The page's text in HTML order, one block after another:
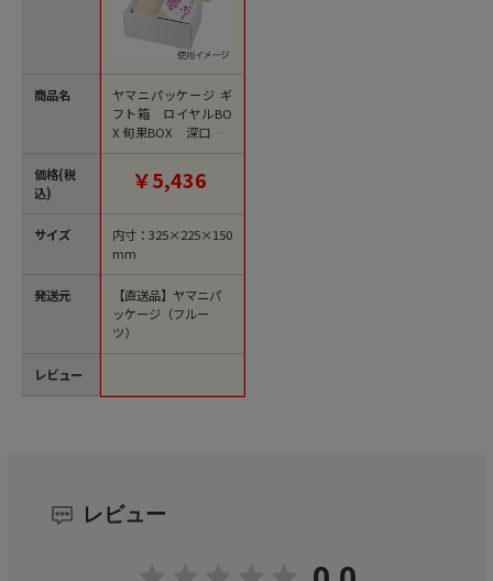
商品名
価格(税
込)
サイズ
発送元
レビュー
ヤマニパッケージ ギ
フト箱 ロイヤルBO
X 旬果BOX 深口 L-2
241 10枚/束（ご注文
￥5,436
内寸：325×225×150
mm
【直送品】ヤマニパ
ッケージ（フルー
ツ）
レビュー